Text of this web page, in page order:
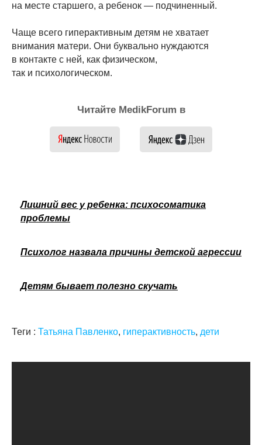
на месте старшего, а ребенок — подчиненный.
Чаще всего гиперактивным детям не хватает
внимания матери. Они буквально нуждаются
в контакте с ней, как физическом,
так и психологическом.
Читайте MedikForum в
Лишний вес у ребенка: психосоматика
проблемы
Психолог назвала причины детской агрессии
Детям бывает полезно скучать
Теги : Татьяна Павленко, гиперактивность, дети